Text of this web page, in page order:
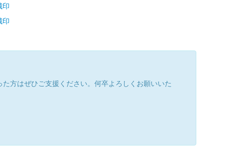
印
印
方はぜひご支援ください。何卒よろしくお願いいた